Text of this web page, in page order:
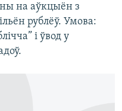
на аўкцыён з
рублёў. Умова:
і ўвод у